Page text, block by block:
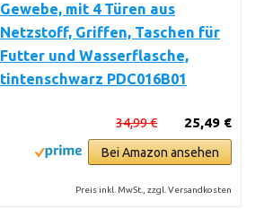
Gewebe, mit 4 Türen aus
Netzstoff, Griffen, Taschen für
Futter und Wasserflasche,
tintenschwarz PDC016B01
25,49 €
34,99 €
Bei Amazon ansehen
Preis inkl. MwSt., zzgl. Versandkosten